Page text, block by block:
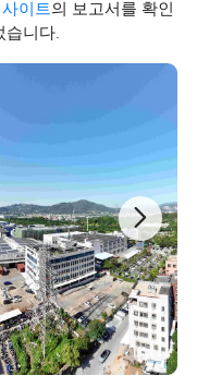
이트의 보고서를 확인
니다.